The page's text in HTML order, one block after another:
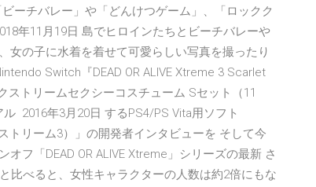
ーチバレー」や「どんけつゲーム」、「ロックク
年11月19日 島でヒロインたちとビーチバレーや
女の子に水着を着せて可愛らしい写真を撮ったり
Switch『DEAD OR ALIVE Xtreme 3 Scarlet
トリームセクシーコスチューム Sセット（11
2016年3月20日 するPS4/PS Vita用ソフト
トリーム3）」の開発者インタビューを そして今
フ「DEAD OR ALIVE Xtreme」シリーズの最新 さ
比べると、女性キャラクターの人数は約2倍にもな